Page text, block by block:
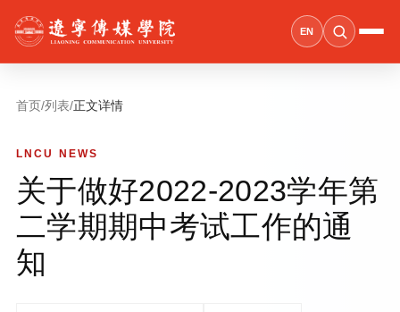
EN
首页/列表/正文详情
LNCU NEWS
关于做好2022-2023学年第
二学期期中考试工作的通
知